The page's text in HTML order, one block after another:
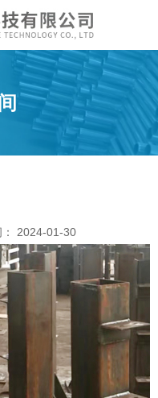
： 2024-01-30